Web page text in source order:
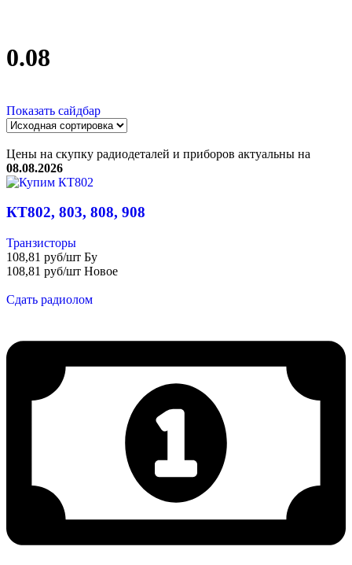
0.08
Показать сайдбар
Цены на скупку радиодеталей и приборов актуальны на
08.08.2026
КТ802, 803, 808, 908
Транзисторы
108,81 руб/шт Бу
108,81 руб/шт Новое
Сдать радиолом